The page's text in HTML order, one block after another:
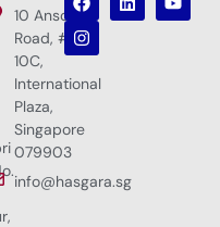
10 Anson
Road, #33-
10C,
International
Plaza,
Singapore
079903
info@hasgara.sg